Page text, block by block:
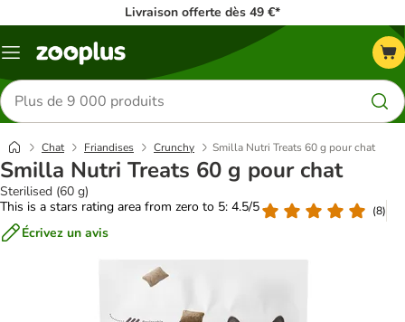
Livraison offerte dès 49 €*
Menu
Rechercher
des
produits
Chat Friandises Crunchy Smilla Nutri Treats 60 g pour chat
Smilla Nutri Treats 60 g pour chat
Sterilised (60 g)
This is a stars rating area from zero to 5: 4.5/5
(8)
Écrivez un avis